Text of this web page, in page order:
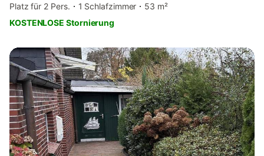
Platz für 2 Pers.
1 Schlafzimmer
53 m²
KOSTENLOSE Stornierung